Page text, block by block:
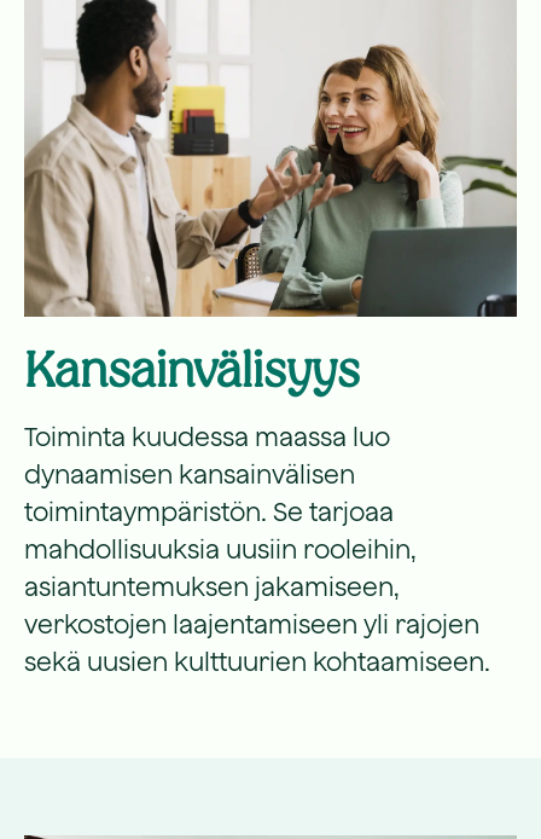
Kansainvälisyys
Toiminta kuudessa maassa luo
dynaamisen kansainvälisen
toimintaympäristön. Se tarjoaa
mahdollisuuksia uusiin rooleihin,
asiantuntemuksen jakamiseen,
verkostojen laajentamiseen yli rajojen
sekä uusien kulttuurien kohtaamiseen.